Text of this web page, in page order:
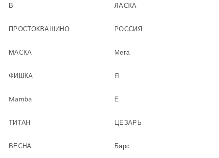
В ЛАСКА
ПРОСТОКВАШИНО РОССИЯ
МАСКА Мега
ФИШКА Я
Mamba Е
ТИТАН ЦЕЗАРЬ
ВЕСНА Барс